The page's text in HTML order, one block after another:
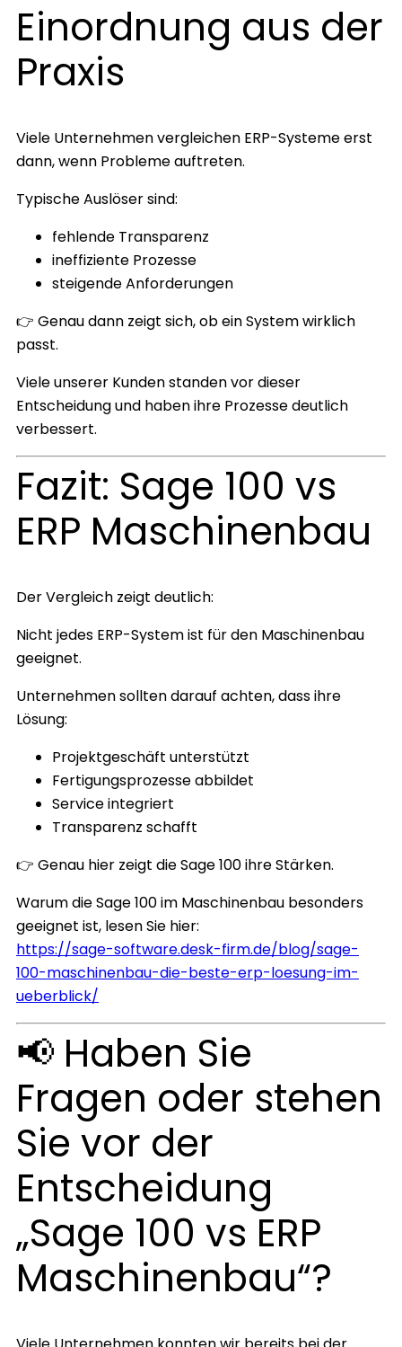
Einordnung aus der
Praxis
Viele Unternehmen vergleichen ERP-Systeme erst
dann, wenn Probleme auftreten.
Typische Auslöser sind:
fehlende Transparenz
ineffiziente Prozesse
steigende Anforderungen
👉 Genau dann zeigt sich, ob ein System wirklich
passt.
Viele unserer Kunden standen vor dieser
Entscheidung und haben ihre Prozesse deutlich
verbessert.
Fazit: Sage 100 vs
ERP Maschinenbau
Der Vergleich zeigt deutlich:
Nicht jedes ERP-System ist für den Maschinenbau
geeignet.
Unternehmen sollten darauf achten, dass ihre
Lösung:
Projektgeschäft unterstützt
Fertigungsprozesse abbildet
Service integriert
Transparenz schafft
👉 Genau hier zeigt die Sage 100 ihre Stärken.
Warum die Sage 100 im Maschinenbau besonders
geeignet ist, lesen Sie hier:
https://sage-software.desk-firm.de/blog/sage-
100-maschinenbau-die-beste-erp-loesung-im-
ueberblick/
📢 Haben Sie
Fragen oder stehen
Sie vor der
Entscheidung
„Sage 100 vs ERP
Maschinenbau“?